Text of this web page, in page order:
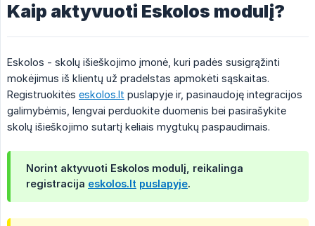
Kaip aktyvuoti Eskolos modulį?
Eskolos - skolų išieškojimo įmonė, kuri padės susigrąžinti
mokėjimus iš klientų už pradelstas apmokėti sąskaitas.
Registruokitės eskolos.lt puslapyje ir, pasinaudoję integracijos
galimybėmis, lengvai perduokite duomenis bei pasirašykite
skolų išieškojimo sutartį keliais mygtukų paspaudimais.
Norint aktyvuoti Eskolos modulį, reikalinga
registracija eskolos.lt puslapyje.